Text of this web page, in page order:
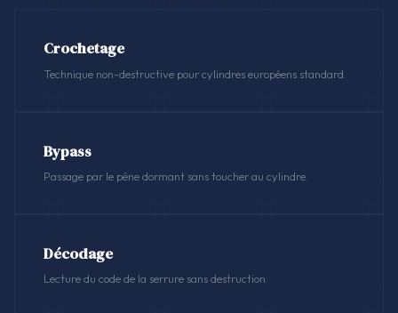
Crochetage
Technique non-destructive pour cylindres européens standard.
Bypass
Passage par le pêne dormant sans toucher au cylindre.
Décodage
Lecture du code de la serrure sans destruction.